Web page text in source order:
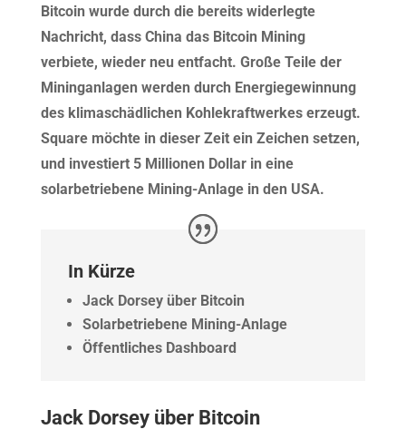
Bitcoin wurde durch die bereits widerlegte
Nachricht, dass China das Bitcoin Mining
verbiete, wieder neu entfacht. Große Teile der
Mininganlagen werden durch Energiegewinnung
des klimaschädlichen Kohlekraftwerkes erzeugt.
Square möchte in dieser Zeit ein Zeichen setzen,
und investiert 5 Millionen Dollar in eine
solarbetriebene Mining-Anlage in den USA.
In Kürze
Jack Dorsey über Bitcoin
Solarbetriebene Mining-Anlage
Öffentliches Dashboard
Jack Dorsey über Bitcoin